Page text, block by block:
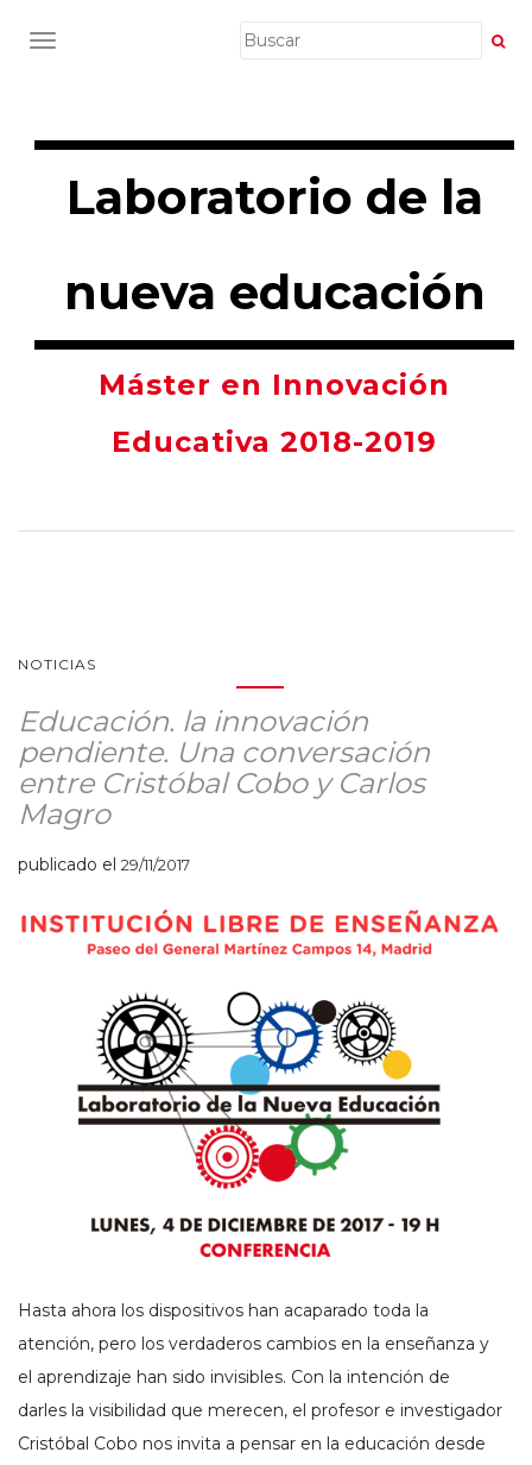
CAMBIAR NAVEGACIÓN
Laboratorio de la
nueva educación
Máster en Innovación
Educativa 2018-2019
NOTICIAS
Educación. la innovación
pendiente. Una conversación
entre Cristóbal Cobo y Carlos
Magro
publicado el 29/11/2017
Hasta ahora los dispositivos han acaparado toda la
atención, pero los verdaderos cambios en la enseñanza y
el aprendizaje han sido invisibles. Con la intención de
darles la visibilidad que merecen, el profesor e investigador
Cristóbal Cobo nos invita a pensar en la educación desde